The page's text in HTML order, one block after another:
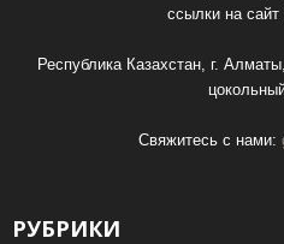
ссылки на сайт
Республика Казахстан, г.
Свяжитесь с нами:
РУБРИКИ